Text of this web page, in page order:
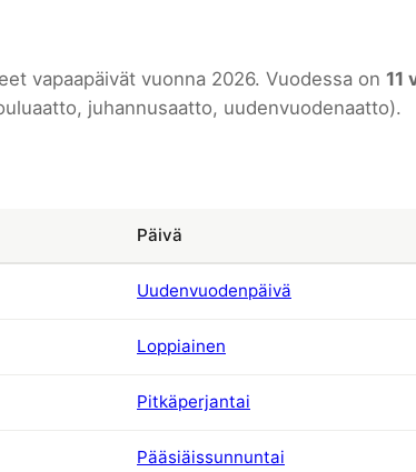
vapaapäivät vuonna 2026. Vuodessa on 11
juhannusaatto, uudenvuodenaatto).
Päivä
Uudenvuodenpäivä
Loppiainen
Pitkäperjantai
Pääsiäissunnuntai